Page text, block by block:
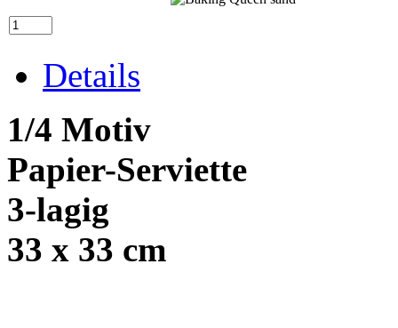
Details
1/4 Motiv
Papier-Serviette
3-lagig
33 x 33 cm